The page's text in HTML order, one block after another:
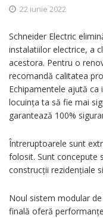
22 iunie 2022
Schneider Electric
instalatiilor electrice, a
acestora. Pentru o
recomandă calitatea
Echipamentele ajută
locuința ta să fie mai
garantează 100%
Întreruptoarele sunt
folosit. Sunt concepute
construcții rezidențiale
Noul sistem modular
finală oferă